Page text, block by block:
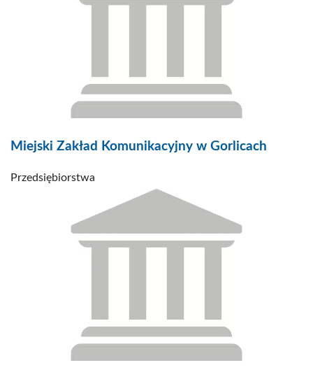
Miejski Zakład Komunikacyjny w Gorlicach
Przedsiębiorstwa